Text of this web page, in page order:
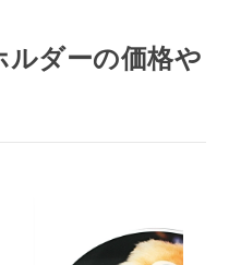
ダーの価格や